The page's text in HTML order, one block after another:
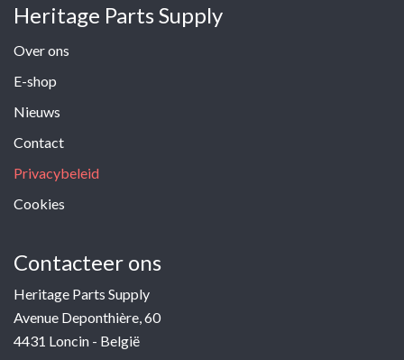
Heritage Parts Supply
Over ons
E-shop
Nieuws
Contact
Privacybeleid
Cookies
Contacteer ons
Heritage Parts Supply
Avenue Deponthière, 60
4431 Loncin - België